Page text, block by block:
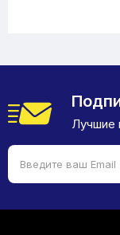
Лучшие